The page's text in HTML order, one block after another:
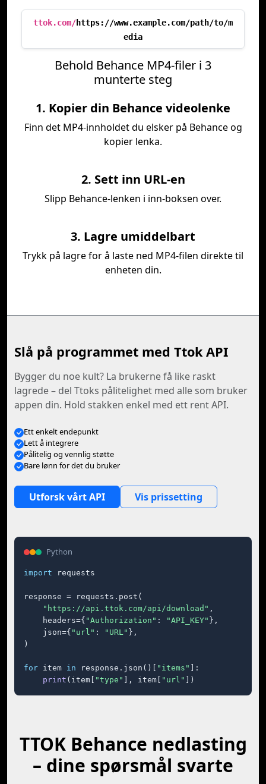
ttok.com/https://www.example.com/path/to/m
edia
Behold Behance MP4-filer i 3
munterte steg
1. Kopier din Behance videolenke
Finn det MP4-innholdet du elsker på Behance og
kopier lenka.
2. Sett inn URL-en
Slipp Behance-lenken i inn-boksen over.
3. Lagre umiddelbart
Trykk på lagre for å laste ned MP4-filen direkte til
enheten din.
Slå på programmet med Ttok API
Bygger du noe kult? La brukerne få like raskt
lagrede – del Ttoks pålitelighet med alle som bruker
appen din. Hold stakken enkel med ett rent API.
Ett enkelt endepunkt
Lett å integrere
Pålitelig og vennlig støtte
Bare lønn for det du bruker
Utforsk vårt API Vis prissetting
Python
import requests
response = requests.post(
"https://api.ttok.com/api/download" ,
    headers={
"Authorization" : "API_KEY" },
    json={
"url" : "URL" },
)
for item in response.json()[ "items"
]:
print (item[ "type" ], item[ "url" ])
TTOK Behance nedlasting
– dine spørsmål svarte